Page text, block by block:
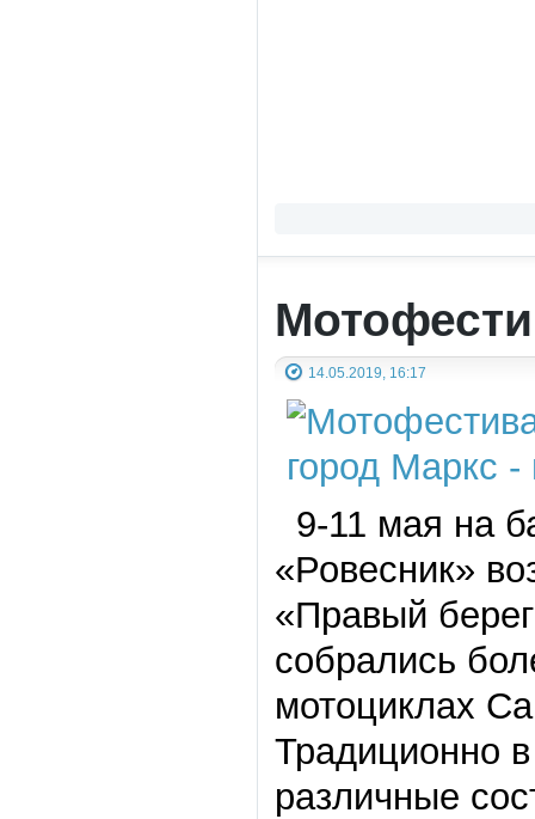
14.05.2019, 16:17
9-11 мая на
«Ровесник»
«Правый
собрались
мотоциклах
Традиционно
различные